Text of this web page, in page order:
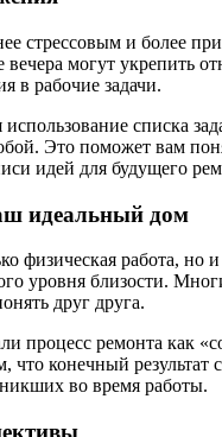
стрессовым и более
могут укрепить
в рабочие задачи.
списка
Это поможет вам
идей для будущего
идеальный дом
физическая работа,
уровня близости.
друг друга.
процесс ремонта как
что конечный
во время работы.